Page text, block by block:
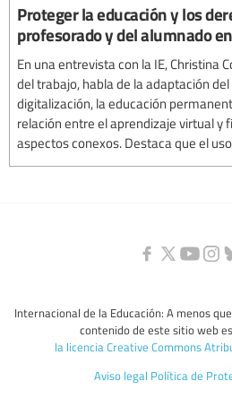
Proteger la educación y los
profesorado y del alumnado
En una entrevista con la IE, Christina
del trabajo, habla de la adaptación
digitalización, la educación
relación entre el aprendizaje virtual y
aspectos conexos. Destaca que el
Internacional de la Educación: A menos
contenido de este sitio web
la licencia Creative Commons
Aviso legal Política de